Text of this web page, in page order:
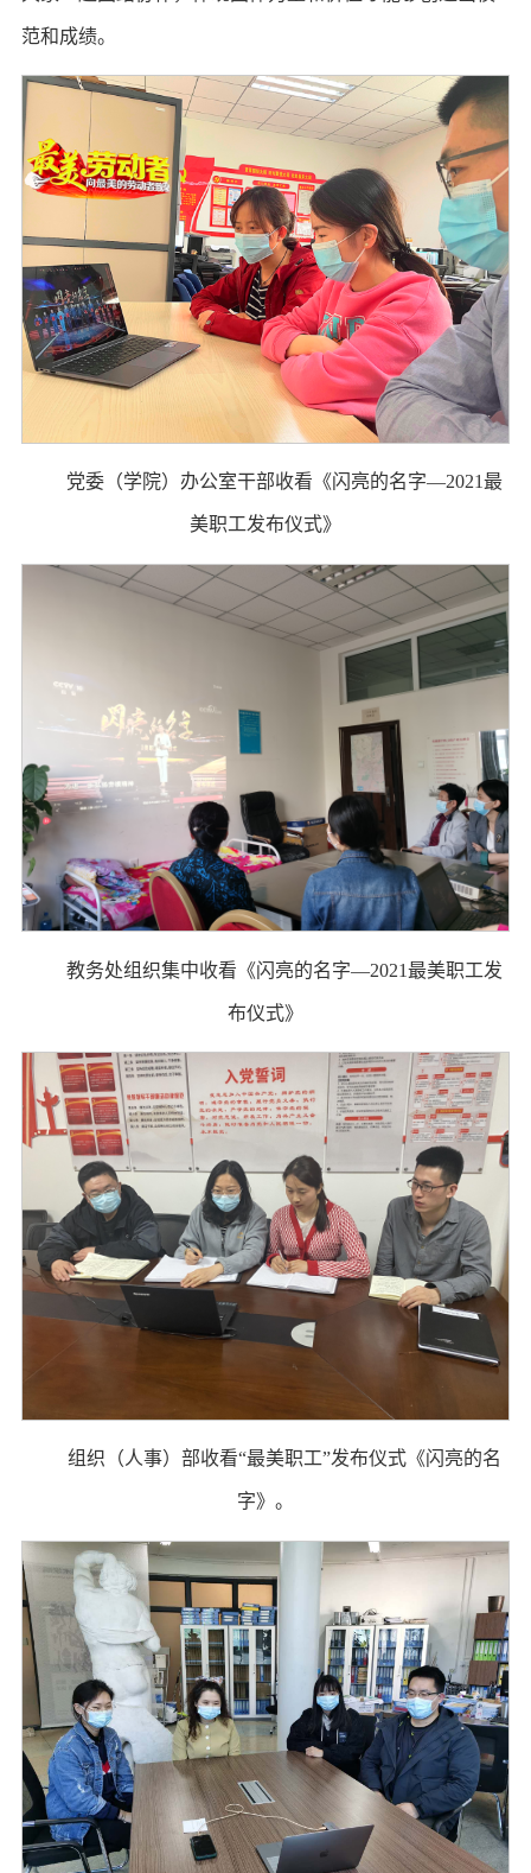
范和成绩。
党委（学院）办公室干部收看《闪亮的名字—2021最
美职工发布仪式》
教务处组织集中收看《闪亮的名字—2021最美职工发
布仪式》
组织（人事）部收看“最美职工”发布仪式《闪亮的名
字》。